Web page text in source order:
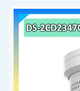
lên đến 60m, phát
người và phương